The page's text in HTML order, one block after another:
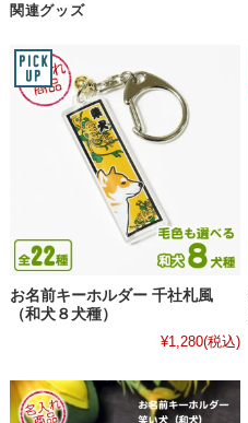
関連グッズ
お名前キーホルダー 千社札風
（和犬８犬種）
¥1,280(税込)